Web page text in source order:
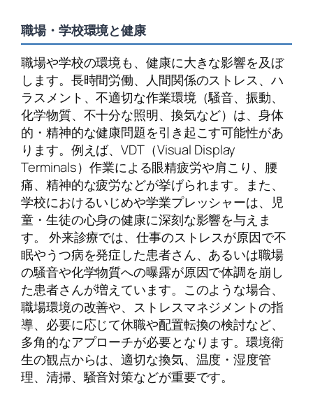
職場・学校環境と健康
職場や学校の環境も、健康に大きな影響を及ぼ
します。長時間労働、人間関係のストレス、ハ
ラスメント、不適切な作業環境（騒音、振動、
化学物質、不十分な照明、換気など）は、身体
的・精神的な健康問題を引き起こす可能性があ
ります。例えば、VDT（Visual Display
Terminals）作業による眼精疲労や肩こり、腰
痛、精神的な疲労などが挙げられます。また、
学校におけるいじめや学業プレッシャーは、児
童・生徒の心身の健康に深刻な影響を与えま
す。 外来診療では、仕事のストレスが原因で不
眠やうつ病を発症した患者さん、あるいは職場
の騒音や化学物質への曝露が原因で体調を崩し
た患者さんが増えています。このような場合、
職場環境の改善や、ストレスマネジメントの指
導、必要に応じて休職や配置転換の検討など、
多角的なアプローチが必要となります。環境衛
生の観点からは、適切な換気、温度・湿度管
理、清掃、騒音対策などが重要です。